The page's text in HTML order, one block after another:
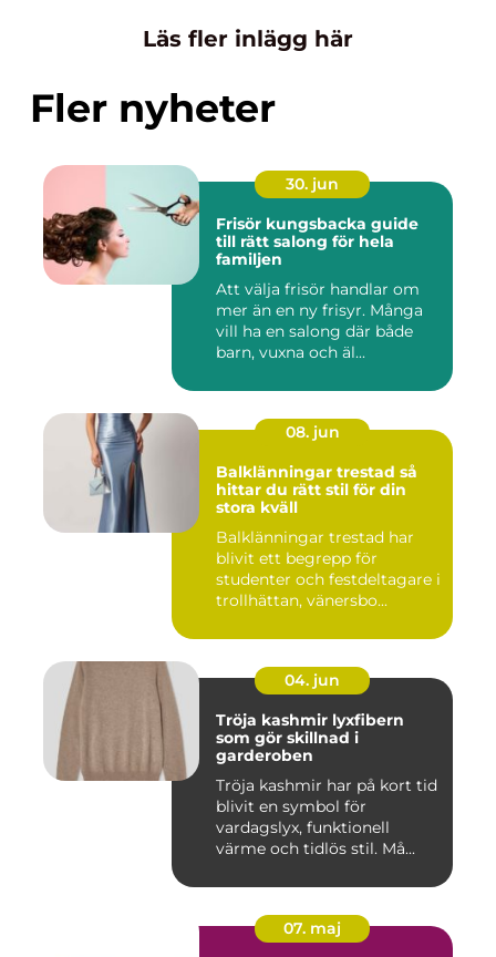
Läs fler inlägg här
Fler nyheter
30. jun
Frisör kungsbacka guide
till rätt salong för hela
familjen
Att välja frisör handlar om
mer än en ny frisyr. Många
vill ha en salong där både
barn, vuxna och äl...
08. jun
Balklänningar trestad så
hittar du rätt stil för din
stora kväll
Balklänningar trestad har
blivit ett begrepp för
studenter och festdeltagare i
trollhättan, vänersbo...
04. jun
Tröja kashmir lyxfibern
som gör skillnad i
garderoben
Tröja kashmir har på kort tid
blivit en symbol för
vardagslyx, funktionell
värme och tidlös stil. Må...
07. maj